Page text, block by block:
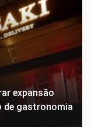
expansão
de gastronomia